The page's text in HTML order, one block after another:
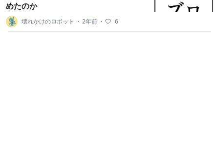
めたのか
壊れかけのロボット ・ 2年前 ・ 6